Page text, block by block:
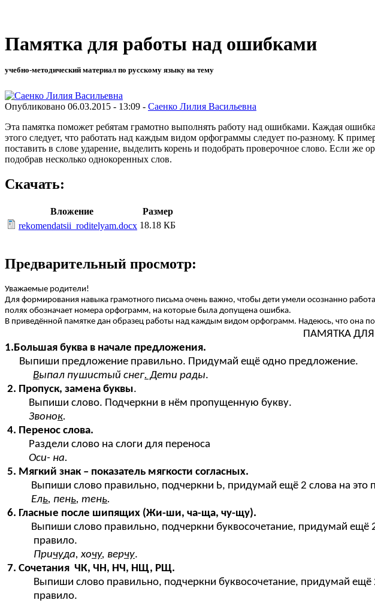
Памятка для работы над ошибками
учебно-методический материал по русскому языку на тему
Опубликовано 06.03.2015 - 13:09 - Саенко Лилия Васильевна
Эта памятка поможет ребятам грамотно выполнять работу над ошибками. Каждая
этого следует, что работать над каждым видом орфограммы следует по-разному. К
поставить в слове ударение, выделить корень и подобрать проверочное слово. Если же
подобрав несколько однокоренных слов.
Скачать:
Вложение
Размер
rekomendatsii_roditelyam.docx 18.18 КБ
Предварительный просмотр:
Уважаемые родители!
Для формирования навыка грамотного письма очень важно, чтобы дети умели осознанно
полях обозначает номера орфограмм, на которые была допущена ошибка.
В приведённой памятке дан образец работы над каждым видом орфограмм. Надеюсь, что она
ПАМЯТКА
1.Большая буква в начале предложения.
Выпиши предложение правильно. Придумай ещё одно предложение.
Выпал пушистый снег. Дети рады.
2. Пропуск, замена буквы.
Выпиши слово. Подчеркни в нём пропущенную букву.
Звонок.
4. Перенос слова.
Раздели слово на слоги для переноса
Оси- на.
5. Мягкий знак – показатель мягкости согласных.
Выпиши слово правильно, подчеркни Ь, придумай ещё 2 слова на это
Ель, пень, тень.
6. Гласные после шипящих (Жи-ши, ча-ща, чу-щу).
Выпиши слово правильно, подчеркни буквосочетание, придумай ещё 2
правило.
Причуда, хочу, верчу.
7. Сочетания ЧК, ЧН, НЧ, НЩ, РЩ.
Выпиши слово правильно, подчеркни буквосочетание, придумай ещё 2
правило.